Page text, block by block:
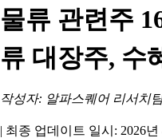
물류 관련주
류 대장주, 수
작성자: 알파스퀘어 리서치
| 최종 업데이트 일시: 2026